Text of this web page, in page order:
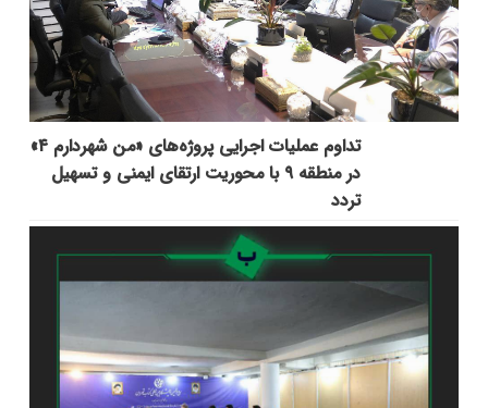
تداوم عملیات اجرایی پروژه‌های «من شهردارم ۴»
در منطقه ۹ با محوریت ارتقای ایمنی و تسهیل
تردد